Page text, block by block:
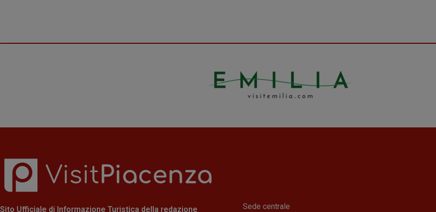
Sito Ufficiale di Informazione Turistica della redazione Sede centrale